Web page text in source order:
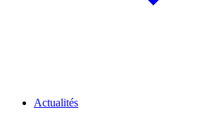
Actualités